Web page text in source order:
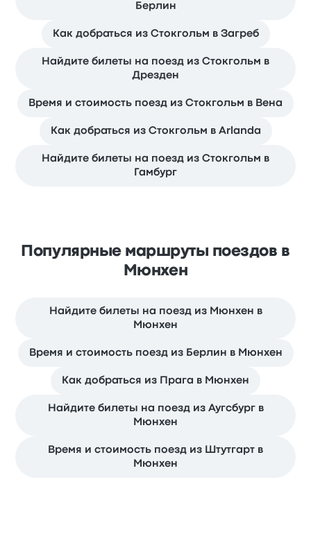
Берлин
Как добраться из Стокгольм в Загреб
Найдите билеты на поезд из Стокгольм в
Дрезден
Время и стоимость поезд из Стокгольм в Вена
Как добраться из Стокгольм в Arlanda
Найдите билеты на поезд из Стокгольм в
Гамбург
Популярные маршруты поездов в
Мюнхен
Найдите билеты на поезд из Мюнхен в
Мюнхен
Время и стоимость поезд из Берлин в Мюнхен
Как добраться из Прага в Мюнхен
Найдите билеты на поезд из Аугсбург в
Мюнхен
Время и стоимость поезд из Штутгарт в
Мюнхен